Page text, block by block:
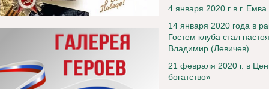
4 января 2020 г в г.
14 января 2020 года в
Гостем клуба стал
Владимир (Левичев).
21 февраля 2020 г. в
богатство»